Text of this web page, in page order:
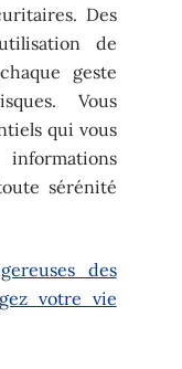
Des
de
geste
Vous
qui vous
sérénité
des
votre vie